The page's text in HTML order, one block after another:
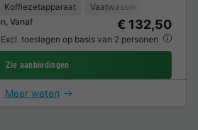
Koffiezetapparaat Vaatwasser
Vanaf
€ 132,50
Excl. toeslagen op basis van 2 personen
Zie aanbiedingen
Meer weten